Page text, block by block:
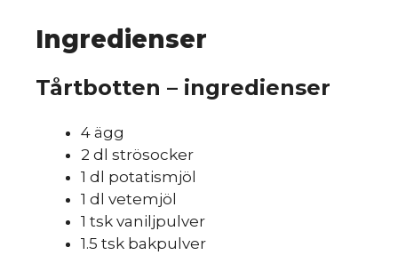
Ingredienser
Tårtbotten – ingredienser
4 ägg
2 dl strösocker
1 dl potatismjöl
1 dl vetemjöl
1 tsk vaniljpulver
1.5 tsk bakpulver
HINT